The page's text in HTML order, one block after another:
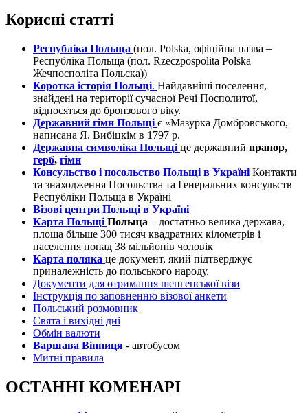
Корисні статті
Республіка Польща (пол. Polska, офіційна назва –
Республіка Польща (пол. Rzeczpospolita Polska
Жечпосполіта Польска))
Коротка історія Польщі. Найдавніші поселення,
знайдені на території сучасної Речі Посполитої,
відносяться до бронзового віку.
Державний гімн Польщі є «Мазурка Домбровського,
написана Я. Вибіцкім в 1797 р.
Державна символіка Польщі це державний прапор,
герб, гімн
Консульство і посольство Польщі в Україні Контакти
та знаходження Посольства та Генеральних консульств
Республіки Польща в Україні
Візові центри Польщі в Україні
Карта Польщі Польща – достатньо велика держава,
площа більше 300 тисяч квадратних кілометрів і
населення понад 38 мільйонів чоловік
Карта поляка це документ, який підтверджує
приналежність до польського народу.
Документи для отримання шенгенської візи
Інструкція по заповненню візової анкети
Польський розмовник
Свята і вихідні дні
Обмін валюти
Варшава Вінниця - автобусом
Митні правила
ОСТАННІ КОМЕНАРІ